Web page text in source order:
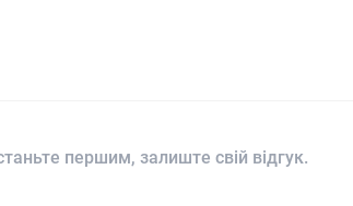
першим, залиште свій відгук.